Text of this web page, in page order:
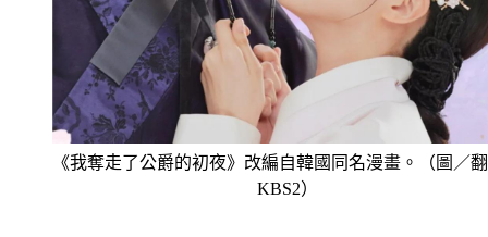
《我奪走了公爵的初夜》改編自韓國同名漫畫。（圖／
KBS2）